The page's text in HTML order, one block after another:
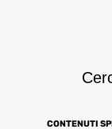
CONTENUTI